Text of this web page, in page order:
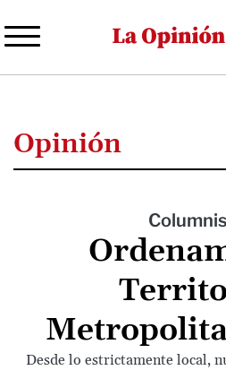
al
Opinión
Desde lo estrictamente local,